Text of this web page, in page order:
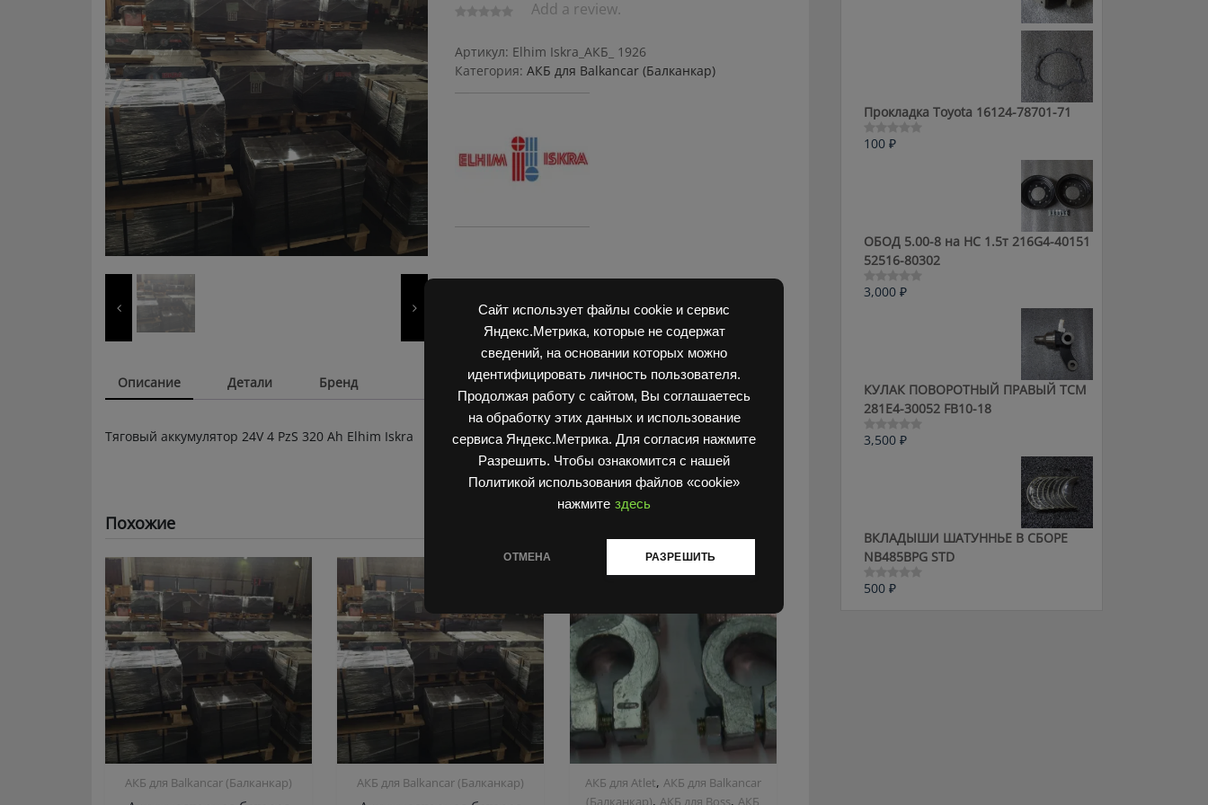
Сайт использует файлы cookie и сервис
Яндекс.Метрика, которые не содержат
сведений, на основании которых можно
идентифицировать личность пользователя.
Продолжая работу с сайтом, Вы соглашаетесь
на обработку этих данных и использование
сервиса Яндекс.Метрика. Для согласия нажмите
Разрешить. Чтобы ознакомится с нашей
Политикой использования файлов «cookie»
нажмите здесь
ОТМЕНА РАЗРЕШИТЬ
Add a review.
Артикул: Elhim Iskra_АКБ_ 1926
Категория: АКБ для Balkanсar (Балканкар)
Описание Детали Бренд
Тяговый аккумулятор 24V 4 PzS 320 Ah Elhim Iskra
Похожие
АКБ для Balkanсar (Балканкар) АКБ для Balkanсar (Балканкар) АКБ для Atlet, АКБ для Balkanсar
(Балканкар), АКБ для Boss, АКБ
Прокладка Toyota 16124-78701-71
Оценка
100 ₽
ОБОД 5.00-8 на HC 1.5т 216G4-40151
52516-80302
Оценка
3,000 ₽
КУЛАК ПОВОРОТНЫЙ ПРАВЫЙ ТСМ
281E4-30052 FB10-18
Оценка
3,500 ₽
ВКЛАДЫШИ ШАТУННЬЕ В СБОРЕ
NB485BPG STD
Оценка
500 ₽